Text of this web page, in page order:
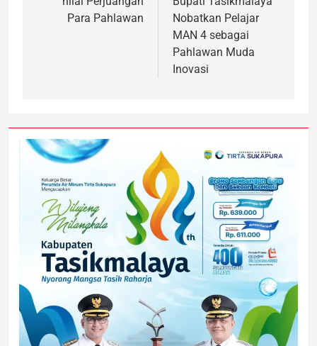
Para Pahlawan
Nobatkan Pelajar
MAN 4 sebagai
Pahlawan Muda
Inovasi